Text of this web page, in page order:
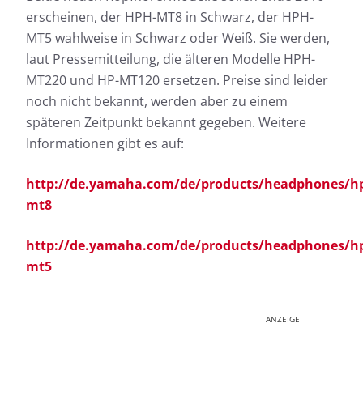
erscheinen, der HPH-MT8 in Schwarz, der HPH-
MT5 wahlweise in Schwarz oder Weiß. Sie werden,
laut Pressemitteilung, die älteren Modelle HPH-
MT220 und HP-MT120 ersetzen. Preise sind leider
noch nicht bekannt, werden aber zu einem
späteren Zeitpunkt bekannt gegeben. Weitere
Informationen gibt es auf:
http://de.yamaha.com/de/products/headphones/
mt8
http://de.yamaha.com/de/products/headphones/
mt5
ANZEIGE